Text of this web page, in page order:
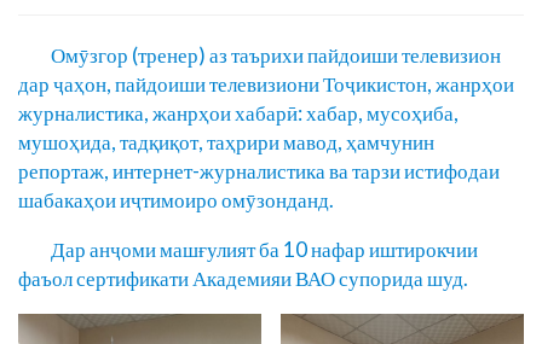
Омӯзгор (тренер) аз таърихи пайдоиши телевизион
дар ҷаҳон, пайдоиши телевизиони Тоҷикистон, жанрҳои
журналистика, жанрҳои хабарӣ: хабар, мусоҳиба,
мушоҳида, тадқиқот, таҳрири мавод, ҳамчунин
репортаж, интернет-журналистика ва тарзи истифодаи
шабакаҳои иҷтимоиро омӯзонданд.
Дар анҷоми машғулият ба 10 нафар иштирокчии
фаъол сертификати Академияи ВАО супорида шуд.